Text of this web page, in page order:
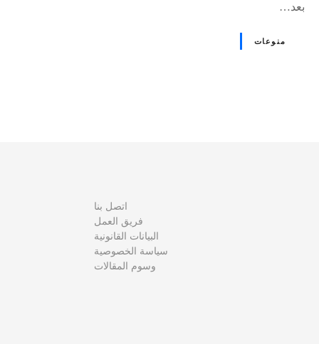
بعد…
منوعات
اتصل بنا
فريق العمل
البيانات القانونية
سياسة الخصوصية
وسوم المقالات